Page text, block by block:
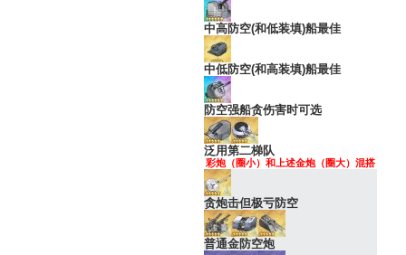
中高防空(和低装填)船最佳
中低防空(和高装填)船最佳
防空强船贪伤害时可选
泛用第二梯队
彩炮（圈小）和上述金炮（圈大）混搭
贪炮击但极亏防空
普通金防空炮